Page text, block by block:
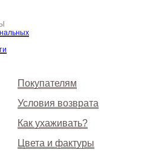
Покупателям
Условия возврата
Как ухаживать?
Цвета и фактуры